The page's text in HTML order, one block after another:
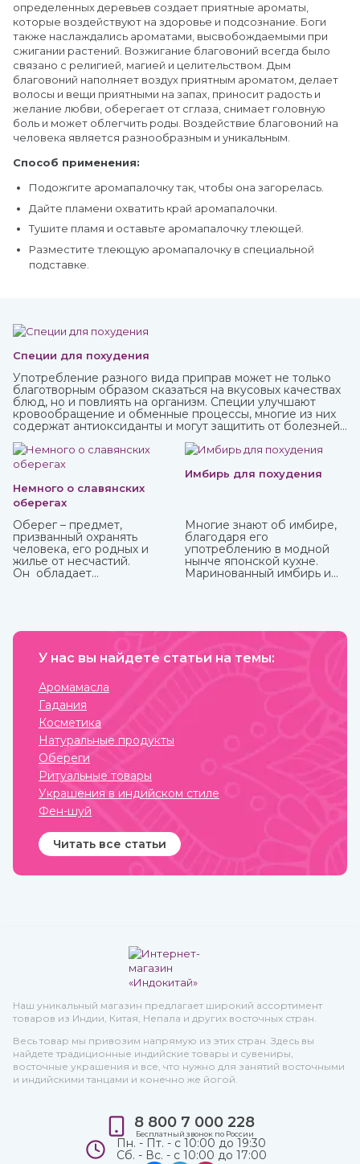
определенных деревьев создает приятные ароматы,
которые воздействуют на здоровье и подсознание. Боги
также наслаждались ароматами, высвобождаемыми при
сжигании растений. Возжигание благовоний всегда было
связано с религией, магией и целительством. Дым
благовоний наполняет воздух приятным ароматом, делает
волосы и вещи приятными на запах, приносит радость и
желание любви, оберегает от сглаза, снимает головную
боль и может облегчить роды. Воздействие благовоний на
человека является разнообразным и уникальным.
Способ применения:
Подожгите аромапалочку так, чтобы она загорелась.
Дайте пламени охватить край аромапалочки.
Тушите пламя и оставьте аромапалочку тлеющей.
Разместите тлеющую аромапалочку в специальной
подставке.
Специи для похудения
Употребление разного вида приправ может не только
благотворным образом сказаться на вкусовых качествах
блюд, но и повлиять на организм. Специи улучшают
кровообращение и обменные процессы, многие из них
содержат антиоксиданты и могут защитить от болезней,
чисто восточные, вы можете купить в интернет-магазине
ИндоКитай.
Немного о славянских
оберегах
Оберег – предмет,
призванный охранять
человека, его родных и
жилье от несчастий.
Он обладает
действие. Даже
способны привести к
страданиям человека, для
которого он
изготавливался.
Имбирь для похудения
Многие знают об имбире,
благодаря его
употреблению в модной
нынче японской кухне.
Маринованный имбирь и
больше всего полезных
больше пользы.
У нас вы найдете статьи на темы:
Аромамасла
Гадания
Косметика
Натуральные продукты
Обереги
Ритуальные товары
Украшения в индийском стиле
Фен-шуй
Читать все статьи
Наш уникальный магазин предлагает широкий ассортимент
товаров из Индии, Китая, Непала и других восточных стран.
Весь товар мы привозим напрямую из этих стран. Здесь вы
найдете традиционные индийские товары и сувениры,
восточные украшения и все, что нужно для занятий восточными
и индийскими танцами и конечно же йогой.
8 800 7 000 228
Бесплатный звонок по России
Пн. - Пт. - с 10:00 до 19:30
Сб. - Вс. - с 10:00 до 17:00